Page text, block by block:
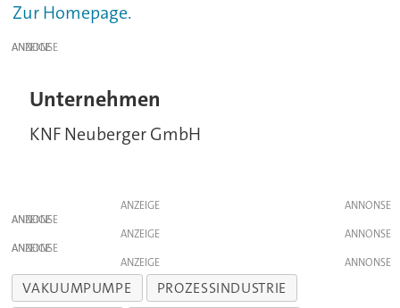
Zur Homepage.
ANZEIGE
Unternehmen
KNF Neuberger GmbH
ANZEIGE
ANZEIGE
ANZEIGE
ANZEIGE
ANZEIGE
VAKUUMPUMPE
PROZESSINDUSTRIE